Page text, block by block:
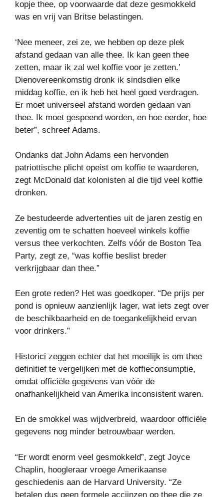
kopje thee, op voorwaarde dat deze gesmokkeld
was en vrij van Britse belastingen.
‘Nee meneer, zei ze, we hebben op deze plek
afstand gedaan van alle thee. Ik kan geen thee
zetten, maar ik zal wel koffie voor je zetten.’
Dienovereenkomstig dronk ik sindsdien elke
middag koffie, en ik heb het heel goed verdragen.
Er moet universeel afstand worden gedaan van
thee. Ik moet gespeend worden, en hoe eerder, hoe
beter”, schreef Adams.
Ondanks dat John Adams een hervonden
patriottische plicht opeist om koffie te waarderen,
zegt McDonald dat kolonisten al die tijd veel koffie
dronken.
Ze bestudeerde advertenties uit de jaren zestig en
zeventig om te schatten hoeveel winkels koffie
versus thee verkochten. Zelfs vóór de Boston Tea
Party, zegt ze, “was koffie beslist breder
verkrijgbaar dan thee.”
Een grote reden? Het was goedkoper. “De prijs per
pond is opnieuw aanzienlijk lager, wat iets zegt over
de beschikbaarheid en de toegankelijkheid ervan
voor drinkers.”
Historici zeggen echter dat het moeilijk is om thee
definitief te vergelijken met de koffieconsumptie,
omdat officiële gegevens van vóór de
onafhankelijkheid van Amerika inconsistent waren.
En de smokkel was wijdverbreid, waardoor officiële
gegevens nog minder betrouwbaar werden.
“Er wordt enorm veel gesmokkeld”, zegt Joyce
Chaplin, hoogleraar vroege Amerikaanse
geschiedenis aan de Harvard University. “Ze
betalen dus geen formele accijnzen op thee die ze